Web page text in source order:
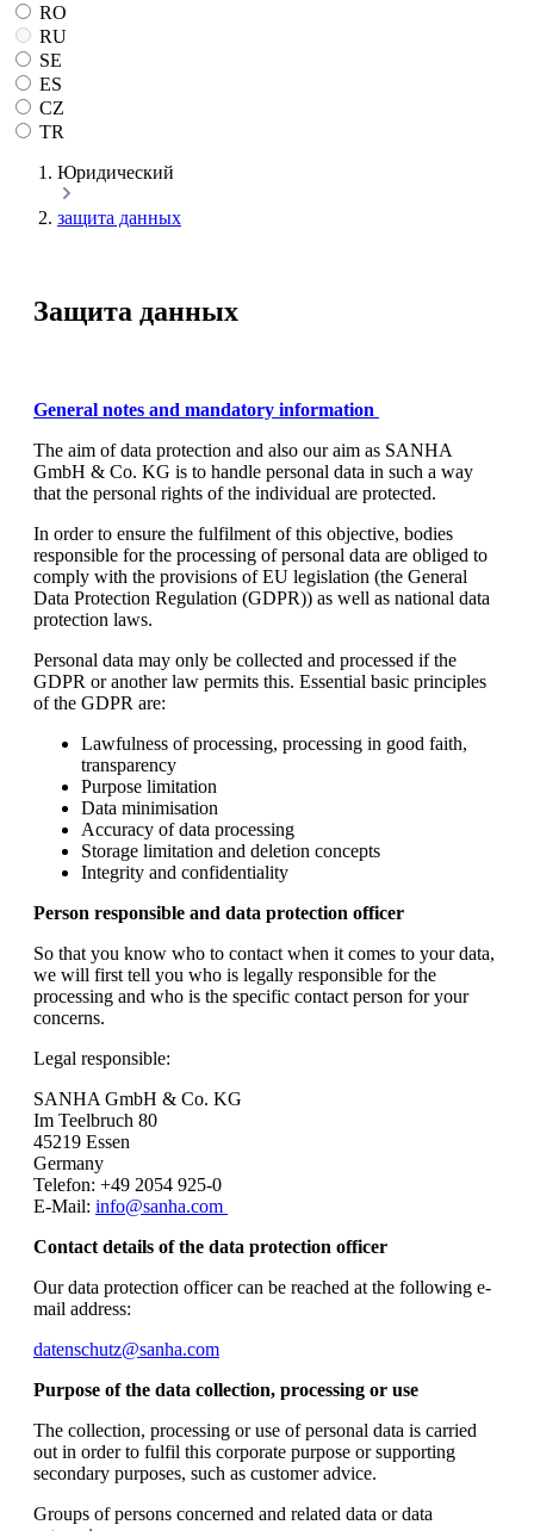
RO
RU
SE
ES
CZ
TR
Юридический
защита данных
Защита данных
General notes and mandatory information
The aim of data protection and also our aim as SANHA
GmbH & Co. KG is to handle personal data in such a way
that the personal rights of the individual are protected.
In order to ensure the fulfilment of this objective, bodies
responsible for the processing of personal data are obliged to
comply with the provisions of EU legislation (the General
Data Protection Regulation (GDPR)) as well as national data
protection laws.
Personal data may only be collected and processed if the
GDPR or another law permits this. Essential basic principles
of the GDPR are:
Lawfulness of processing, processing in good faith,
transparency
Purpose limitation
Data minimisation
Accuracy of data processing
Storage limitation and deletion concepts
Integrity and confidentiality
Person responsible and data protection officer
So that you know who to contact when it comes to your data,
we will first tell you who is legally responsible for the
processing and who is the specific contact person for your
concerns.
Legal responsible:
SANHA GmbH & Co. KG
Im Teelbruch 80
45219 Essen
Germany
Telefon: +49 2054 925-0
E-Mail: info@sanha.com
Contact details of the data protection officer
Our data protection officer can be reached at the following e-
mail address:
datenschutz@sanha.com
Purpose of the data collection, processing or use
The collection, processing or use of personal data is carried
out in order to fulfil this corporate purpose or supporting
secondary purposes, such as customer advice.
Groups of persons concerned and related data or data